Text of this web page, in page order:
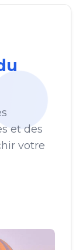
et des
votre